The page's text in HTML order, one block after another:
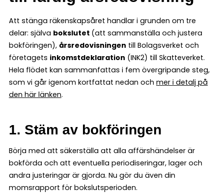
Att stänga räkenskapsåret handlar i grunden om tre
delar: själva bokslutet (att sammanställa och justera
bokföringen), årsredovisningen till Bolagsverket och
företagets inkomstdeklaration (INK2) till Skatteverket.
Hela flödet kan sammanfattas i fem övergripande steg,
som vi går igenom kortfattat nedan och mer i detalj på
den här länken.
1. Stäm av bokföringen
Börja med att säkerställa att alla affärshändelser är
bokförda och att eventuella periodiseringar, lager och
andra justeringar är gjorda. Nu gör du även din
momsrapport för bokslutsperioden.